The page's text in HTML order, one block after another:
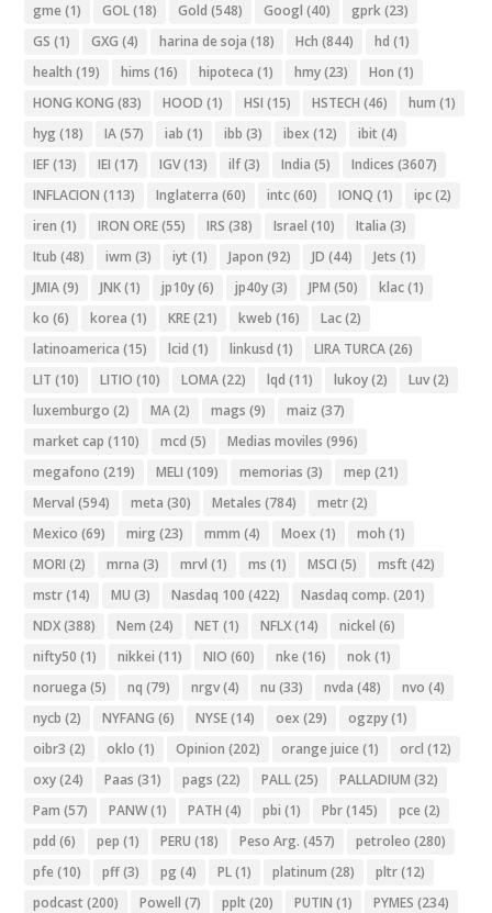
gme (1) GOL(18) Gold (548) Googl (40) gprk(23)
GS (1) GXG (4) harina de soja (18) Hch (844) hd (1)
health (19) hims (16) hipoteca (1) hmy(23) Hon (1)
HONG KONG (83) HOOD (1) HSI (15) HSTECH (46) hum (1)
hyg (18) IA(57) iab (1) ibb (3) ibex (12) ibit (4)
IEF(13) IEI (17) IGV(13) ilf(3) India (5) Indices (3607)
INFLACION (113) Inglaterra (60) intc(60) IONQ (1) ipc(2)
iren (1) IRON ORE(55) IRS (38) Israel (10) Italia (3)
Itub (48) iwm (3) iyt (1) Japon (92) JD (44) Jets (1)
JMIA(9) JNK(1) jp10y(6) jp40y(3) JPM (50) klac(1)
ko (6) korea (1) KRE(21) kweb (16) Lac(2)
latinoamerica (15) lcid (1) linkusd (1) LIRA TURCA(26)
LIT (10) LITIO (10) LOMA(22) lqd (11) lukoy(2) Luv(2)
luxemburgo (2) MA(2) mags (9) maiz (37)
market cap (110) mcd (5) Medias moviles (996)
megafono (219) MELI (109) memorias (3) mep (21)
Merval (594) meta (30) Metales (784) metr(2)
Mexico (69) mirg (23) mmm (4) Moex (1) moh (1)
MORI (2) mrna (3) mrvl (1) ms (1) MSCI (5) msft (42)
mstr(14) MU (3) Nasdaq 100 (422) Nasdaq comp. (201)
NDX(388) Nem (24) NET (1) NFLX(14) nickel (6)
nifty50 (1) nikkei (11) NIO (60) nke (16) nok(1)
noruega (5) nq (79) nrgv(4) nu (33) nvda (48) nvo (4)
nycb (2) NYFANG (6) NYSE(14) oex (29) ogzpy(1)
oibr3 (2) oklo (1) Opinion (202) orange juice (1) orcl (12)
oxy(24) Paas (31) pags (22) PALL(25) PALLADIUM (32)
Pam (57) PANW(1) PATH (4) pbi (1) Pbr(145) pce (2)
pdd (6) pep (1) PERU (18) Peso Arg. (457) petroleo (280)
pfe (10) pff(3) pg (4) PL(1) platinum (28) pltr(12)
podcast (200) Powell (7) pplt (20) PUTIN (1) PYMES (234)